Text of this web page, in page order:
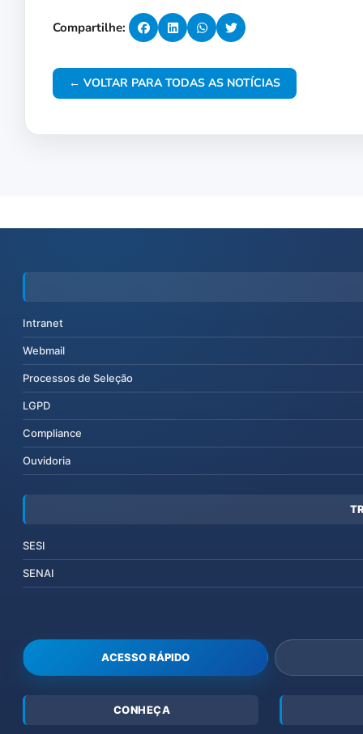
Compartilhe:
← VOLTAR PARA TODAS AS NOTÍCIAS
Intranet
Webmail
Processos de Seleção
LGPD
Compliance
Ouvidoria
SESI
SENAI
ACESSO RÁPIDO
CONHEÇA